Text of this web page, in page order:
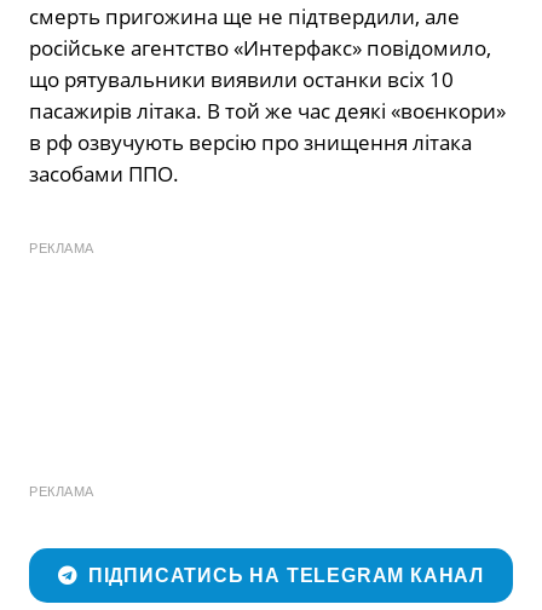
смерть пригожина ще не підтвердили, але
російське агентство «Интерфакс» повідомило,
що рятувальники виявили останки всіх 10
пасажирів літака. В той же час деякі «воєнкори»
в рф озвучують версію про знищення літака
засобами ППО.
РЕКЛАМА
РЕКЛАМА
ПІДПИСАТИСЬ НА TELEGRAM КАНАЛ